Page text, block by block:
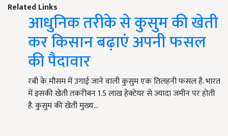
Related Links
आधुनिक तरीके से कुसुम की खेती
कर किसान बढ़ाएं अपनी फसल
की पैदावार
रबी के मौसम में उगाई जाने वाली कुसुम एक तिलहनी फसल है. भारत
में इसकी खेती तकरीबन 1.5 लाख हेक्टेयर से ज्यादा जमीन पर होती
है. कुसुम की खेती मुख्य…